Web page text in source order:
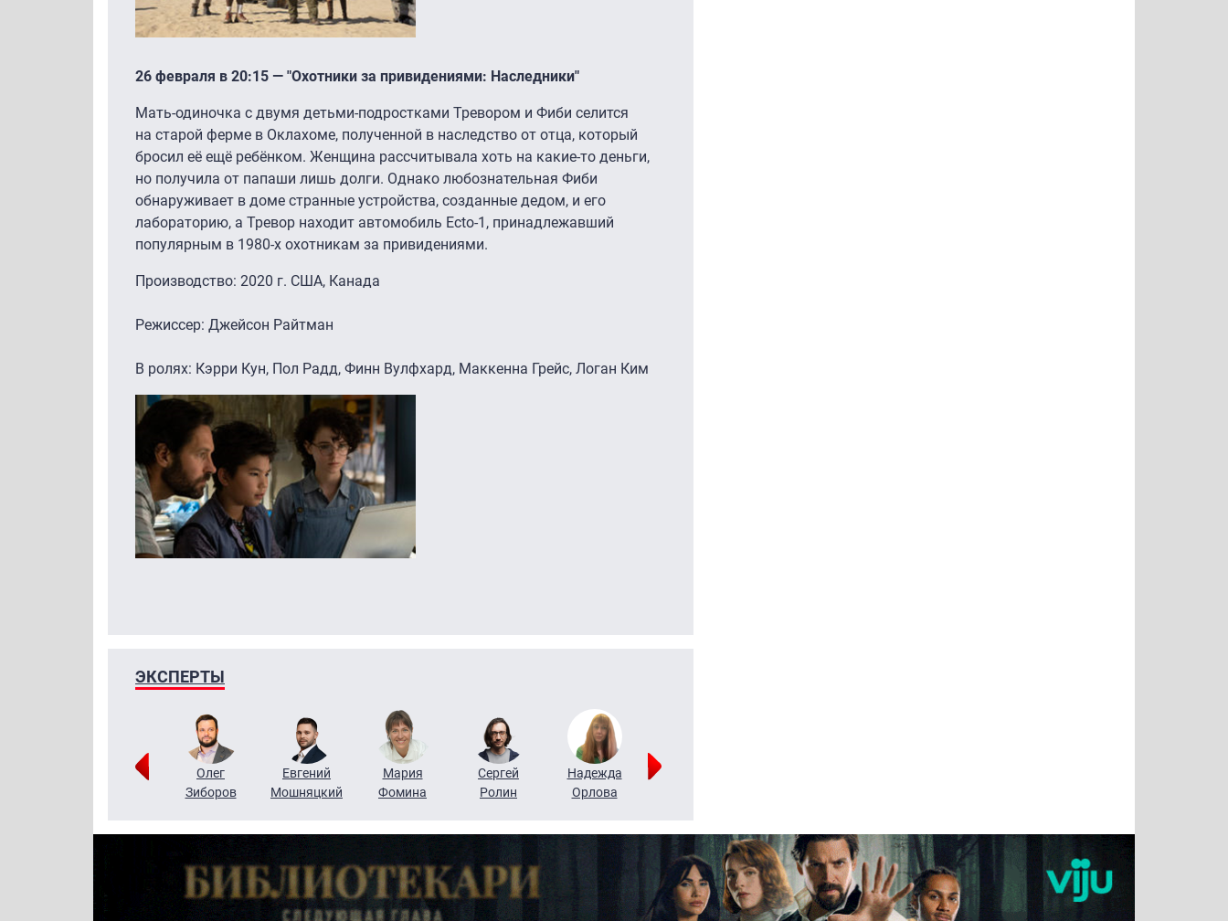
26 февраля в 20:15 — "Охотники за привидениями: Наследники"
Мать-одиночка с двумя детьми-подростками Тревором и Фиби селится
на старой ферме в Оклахоме, полученной в наследство от отца, который
бросил её ещё ребёнком. Женщина рассчитывала хоть на какие-то деньги,
но получила от папаши лишь долги. Однако любознательная Фиби
обнаруживает в доме странные устройства, созданные дедом, и его
лабораторию, а Тревор находит автомобиль Ecto-1, принадлежавший
популярным в 1980-х охотникам за привидениями.
Производство: 2020 г. США, Канада
Режиссер: Джейсон Райтман
В ролях: Кэрри Кун, Пол Радд, Финн Вулфхард, Маккенна Грейс, Логан Ким
ЭКСПЕРТЫ
Григорий
Олег
Зиборов
Евгений
Мошняцкий
Мария
Фомина
Сергей
Ролин
Надежда
Орлова